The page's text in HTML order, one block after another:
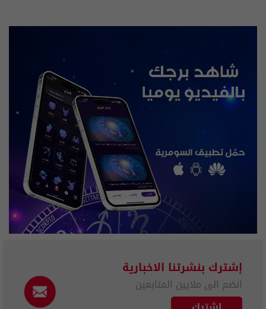
إشترك بنشرتنا الاخبارية
انضم الى ملايين المتابعين